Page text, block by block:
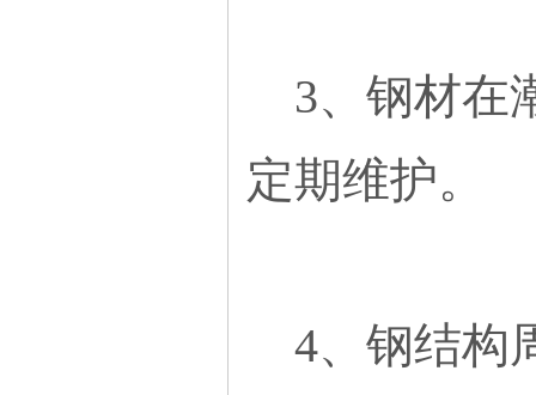
3、钢材在
定期维护。
4、钢结构